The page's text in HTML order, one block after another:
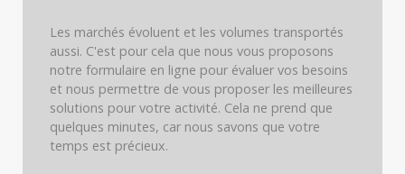
Les marchés évoluent et les volumes transportés
aussi. C'est pour cela que nous vous proposons
notre formulaire en ligne pour évaluer vos besoins
et nous permettre de vous proposer les meilleures
solutions pour votre activité. Cela ne prend que
quelques minutes, car nous savons que votre
temps est précieux.